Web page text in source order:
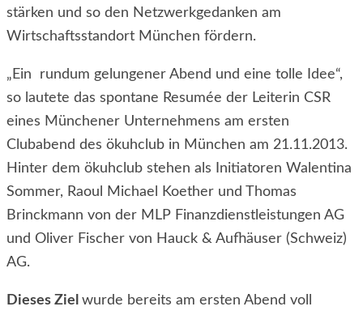
stärken und so den Netzwerkgedanken am
Wirtschaftsstandort München fördern.
„Ein rundum gelungener Abend und eine tolle Idee“,
so lautete das spontane Resumée der Leiterin CSR
eines Münchener Unternehmens am ersten
Clubabend des ökuhclub in München am 21.11.2013.
Hinter dem ökuhclub stehen als Initiatoren Walentina
Sommer, Raoul Michael Koether und Thomas
Brinckmann von der MLP Finanzdienstleistungen AG
und Oliver Fischer von Hauck & Aufhäuser (Schweiz)
AG.
Dieses Ziel wurde bereits am ersten Abend voll